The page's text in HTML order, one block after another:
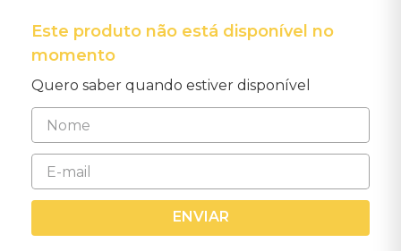
Este produto não está disponível no
momento
Quero saber quando estiver disponível
ENVIAR